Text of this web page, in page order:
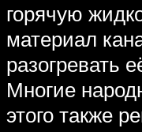
горячую
материал
разогревать
Многие
этого также